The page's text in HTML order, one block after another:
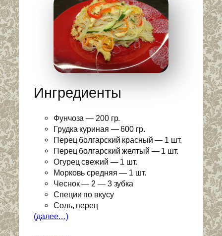
Ингредиенты
Фунчоза — 200 гр.
Грудка куриная — 600 гр.
Перец болгарский красный — 1 шт.
Перец болгарский желтый — 1 шт.
Огурец свежий — 1 шт.
Морковь средняя — 1 шт.
Чеснок — 2 — 3 зубка
Специи по вкусу
Соль, перец
(далее…)